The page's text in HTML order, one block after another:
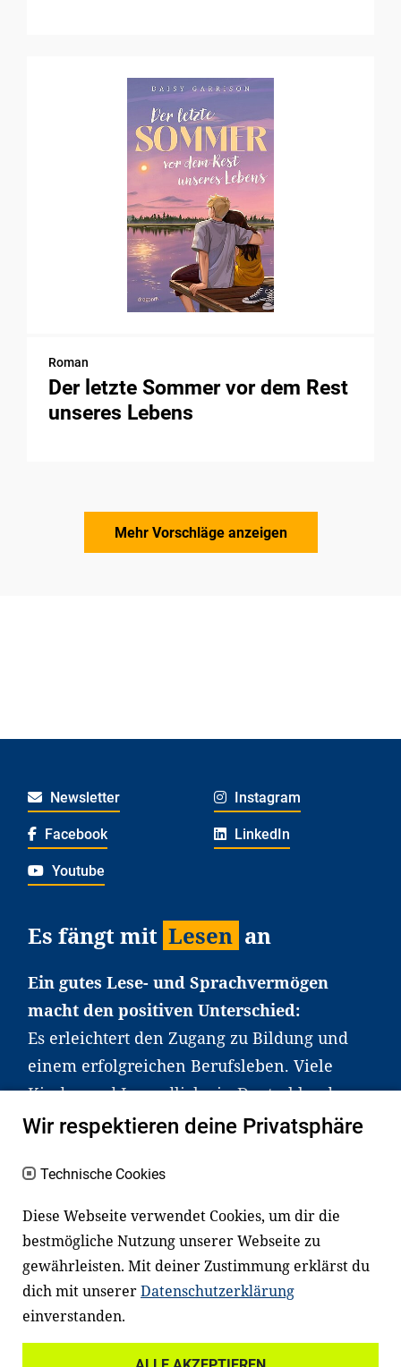
Roman
Der letzte Sommer vor dem Rest
unseres Lebens
Mehr Vorschläge anzeigen
Newsletter Instagram
Facebook LinkedIn
Youtube
Es fängt mit Lesen an
Ein gutes Lese- und Sprachvermögen
macht den positiven Unterschied:
Es erleichtert den Zugang zu Bildung und
einem erfolgreichen Berufsleben. Viele
Kinder und Jugendliche in Deutschland
haben aber große Schwierigkeiten dabei.
an Familien sowie an Erzieher*innen,
Lehrer*innen und andere
Fachexpert*innen. Dafür arbeiten wir eng
mit Ministerien, wissenschaftlichen
Einrichtungen, Verbänden, Unternehmen
und anderen Stiftungen zusammen.
Wir respektieren deine Privatsphäre
Technische Cookies
Diese Webseite verwendet Cookies, um dir die
bestmögliche Nutzung unserer Webseite zu
gewährleisten. Mit deiner Zustimmung erklärst du
dich mit unsererDatenschutzerklärung
einverstanden.